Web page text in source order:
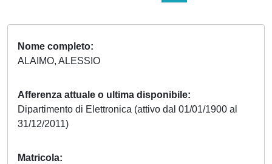
Nome completo
ALAIMO, ALESSIO
Afferenza attuale o ultima disponibile
Dipartimento di Elettronica (attivo dal 01/01/1900 al
31/12/2011)
Matricola